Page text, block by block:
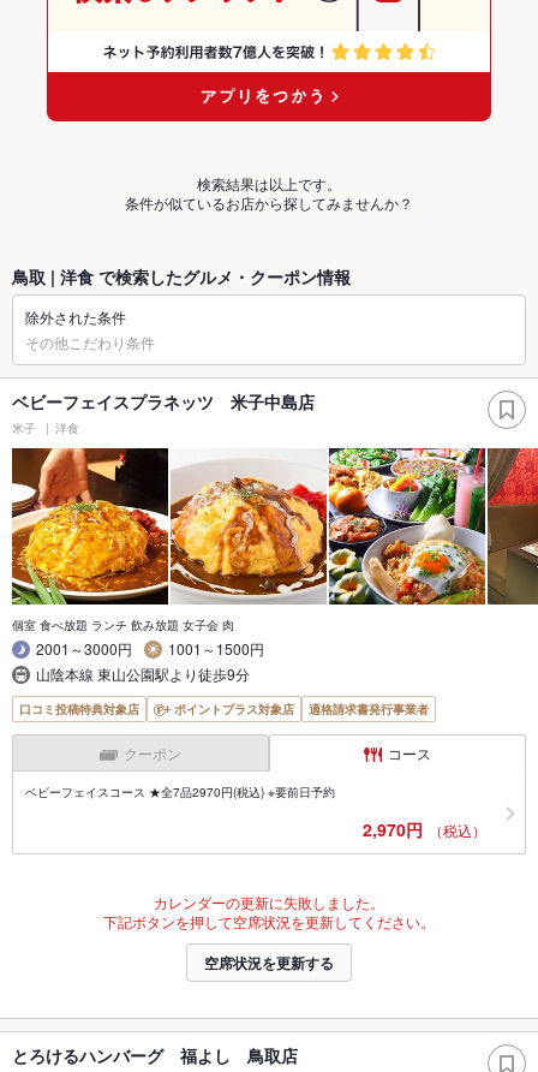
検索結果は以上です。
条件が似ているお店から探してみませんか？
鳥取 | 洋食 で検索したグルメ・クーポン情報
除外された条件
その他こだわり条件
ベビーフェイスプラネッツ 米子中島店
米子 洋食
個室 食べ放題 ランチ 飲み放題 女子会 肉
2001～3000円
1001～1500円
山陰本線 東山公園駅より徒歩9分
口コミ投稿特典対象店 ポイントプラス対象店 適格請求書発行事業者
クーポン コース
ベビーフェイスコース ★全7品2970円(税込) ※要前日予約
2,970円 （税込）
カレンダーの更新に失敗しました。
下記ボタンを押して空席状況を更新してください。
空席状況を更新する
とろけるハンバーグ 福よし 鳥取店